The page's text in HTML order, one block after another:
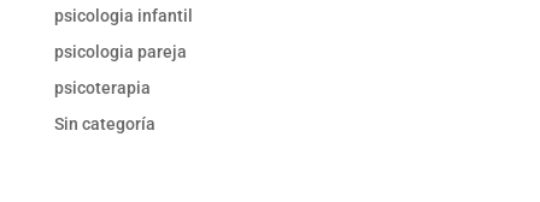
psicologia infantil
psicologia pareja
psicoterapia
Sin categoría